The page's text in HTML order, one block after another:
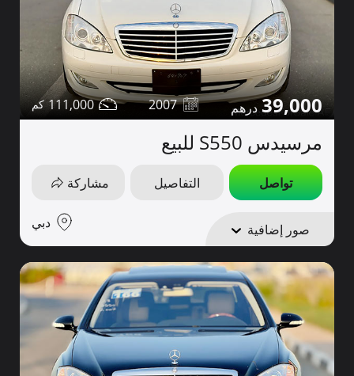
39,000
2007
111,000
مرسيدس S550 للبيع
تواصل التفاصيل مشاركة
صور إضافية دبي